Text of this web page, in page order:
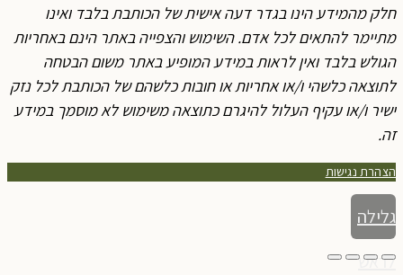
חלק מהמידע הינו בגדר דעה אישית של הכותבת בלבד ואינו
מתיימר להתאים לכל אדם. השימוש והצפייה באתר הינם באחריות
הגולש בלבד ואין לראות במידע המופיע באתר משום הבטחה
לתוצאה כלשהי ו/או אחריות או חובות כלשהם של הכותבת לכל נזק
ישיר ו/או עקיף העלול להיגרם כתוצאה משימוש לא מוסמך במידע
זה.
הצהרת נגישות
גלילה
לראש